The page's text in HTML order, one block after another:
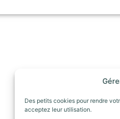
Des petits cookies pour rendre
acceptez leur utilisation.